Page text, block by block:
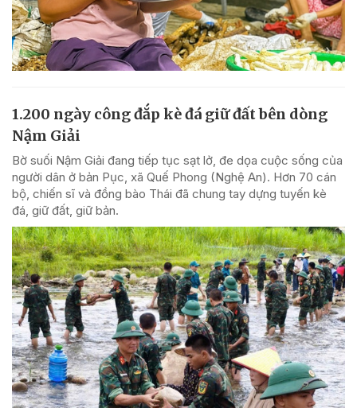
1.200 ngày công đắp kè đá giữ đất bên dòng
Nậm Giải
Bờ suối Nậm Giải đang tiếp tục sạt lở, đe dọa cuộc sống của
người dân ở bản Pục, xã Quế Phong (Nghệ An). Hơn 70 cán
bộ, chiến sĩ và đồng bào Thái đã chung tay dựng tuyến kè
đá, giữ đất, giữ bản.